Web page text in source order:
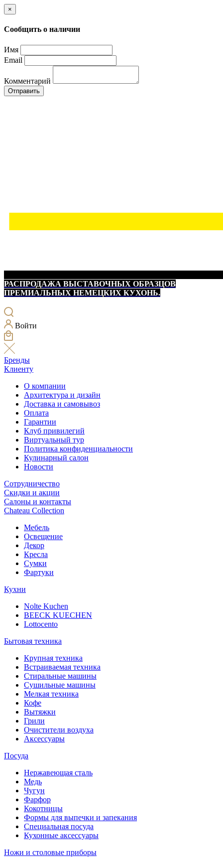
×
Сообщить о наличии
Имя
Email
Комментарий
Отправить
РАСПРОДАЖА ВЫСТАВОЧНЫХ ОБРАЗЦОВ
ПРЕМИАЛЬНЫХ НЕМЕЦКИХ КУХОНЬ.
Войти
Бренды
Клиенту
О компании
Архитектура и дизайн
Доставка и самовывоз
Оплата
Гарантии
Клуб привилегий
Виртуальный тур
Политика конфиденциальности
Кулинарный салон
Новости
Сотрудничество
Скидки и акции
Салоны и контакты
Chateau Collection
Мебель
Освещение
Декор
Кресла
Сумки
Фартуки
Кухни
Nolte Kuchen
BEECK KUECHEN
Lottocento
Бытовая техника
Крупная техника
Встраиваемая техника
Стиральные машины
Сушильные машины
Мелкая техника
Кофе
Вытяжки
Грили
Очистители воздуха
Аксессуары
Посуда
Нержавеющая сталь
Медь
Чугун
Фарфор
Кокотницы
Формы для выпечки и запекания
Специальная посуда
Кухонные аксессуары
Ножи и столовые приборы